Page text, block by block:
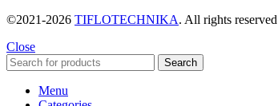
©2021-2026 TIFLOTECHNIKA. All rights reserved
Close
Search
Menu